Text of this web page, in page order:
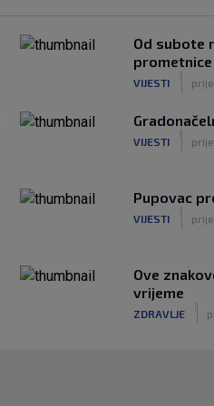
Od subote
prometnice
VIJESTI
VIJESTI
Pupovac
VIJESTI
Ove
vrijeme
ZDRAVLJE